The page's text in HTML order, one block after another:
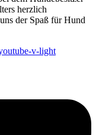
herzlich
der Spaß für Hund
v-light